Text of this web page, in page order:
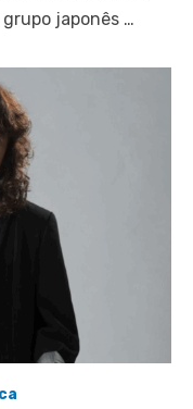
japonês …